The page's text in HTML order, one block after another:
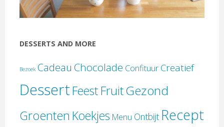
DESSERTS AND MORE
Bezoek Cadeau Chocolade Confituur Creatief
DessertFeestFruitGezond
Groenten Koekjes Menu Ontbijt Recept